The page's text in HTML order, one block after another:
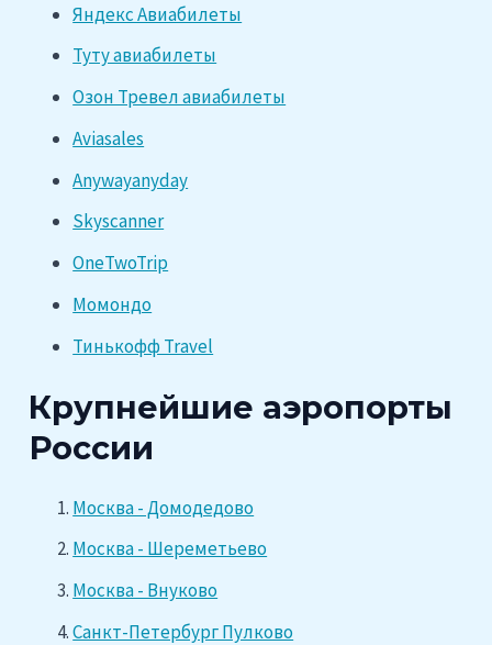
Яндекс Авиабилеты
Туту авиабилеты
Озон Тревел авиабилеты
Aviasales
Anywayanyday
Skyscanner
OneTwoTrip
Момондо
Тинькофф Travel
Крупнейшие аэропорты
России
Москва - Домодедово
Москва - Шереметьево
Москва - Внуково
Санкт-Петербург Пулково